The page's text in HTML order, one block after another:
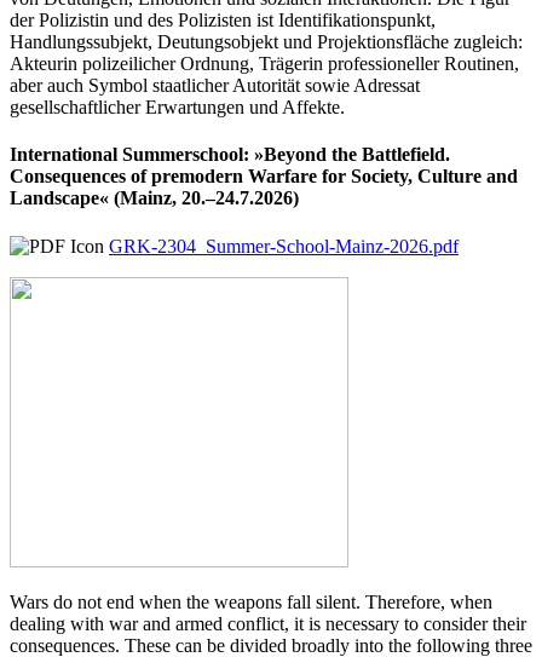
der Polizistin und des Polizisten ist Identifikationspunkt,
Handlungssubjekt, Deutungsobjekt und Projektionsfläche zugleich:
Akteurin polizeilicher Ordnung, Trägerin professioneller Routinen,
aber auch Symbol staatlicher Autorität sowie Adressat
gesellschaftlicher Erwartungen und Affekte.
International Summerschool: »Beyond the Battlefield.
Consequences of premodern Warfare for Society, Culture and
Landscape« (Mainz, 20.–24.7.2026)
GRK-2304_Summer-School-Mainz-2026.pdf
Wars do not end when the weapons fall silent. Therefore, when
dealing with war and armed conflict, it is necessary to consider their
consequences. These can be divided broadly into the following three